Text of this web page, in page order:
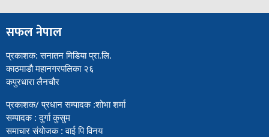
सफल नेपाल
प्रकाशक: सनातन मिडिया प्रा.लि.
काठमाडौ महानगरपलिका २६
कपुरधारा लैनचौर
प्रकाशक/ प्रधान सम्पादक :शोभा शर्मा
सम्पादक : दुर्गा कुसुम
समाचार संयोजक : वाई पि विनय